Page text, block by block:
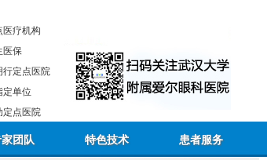
医疗机构
医保
行定点医院
定单位
定点医院
团队 特色技术 患者服务